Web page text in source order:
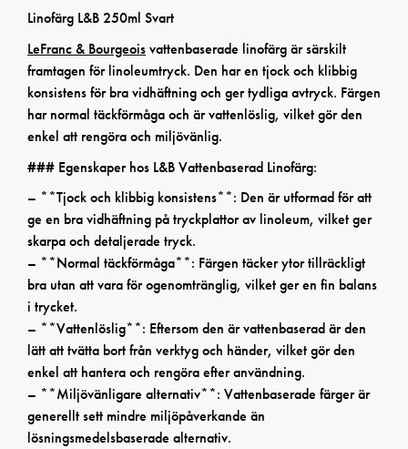
Linofärg L&B 250ml Svart
LeFranc & Bourgeoisvattenbaserade linofärg är särskilt
framtagen för linoleumtryck. Den har en tjock och klibbig
konsistens för bra vidhäftning och ger tydliga avtryck. Färgen
har normal täckförmåga och är vattenlöslig, vilket gör den
enkel att rengöra och miljövänlig.
### Egenskaper hos L&B Vattenbaserad Linofärg:
– **Tjock och klibbig konsistens**: Den är utformad för att
ge en bra vidhäftning på tryckplattor av linoleum, vilket ger
skarpa och detaljerade tryck.
– **Normal täckförmåga**: Färgen täcker ytor tillräckligt
bra utan att vara för ogenomtränglig, vilket ger en fin balans
i trycket.
– **Vattenlöslig**: Eftersom den är vattenbaserad är den
lätt att tvätta bort från verktyg och händer, vilket gör den
enkel att hantera och rengöra efter användning.
– **Miljövänligare alternativ**: Vattenbaserade färger är
generellt sett mindre miljöpåverkande än
lösningsmedelsbaserade alternativ.